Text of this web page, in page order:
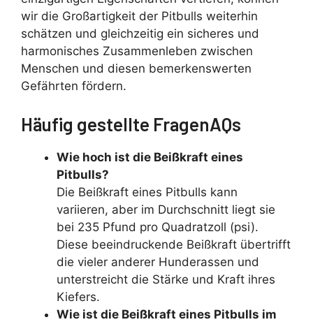
wir die Großartigkeit der Pitbulls weiterhin
schätzen und gleichzeitig ein sicheres und
harmonisches Zusammenleben zwischen
Menschen und diesen bemerkenswerten
Gefährten fördern.
Häufig gestellte FragenAQs
Wie hoch ist die Beißkraft eines
Pitbulls?
Die Beißkraft eines Pitbulls kann
variieren, aber im Durchschnitt liegt sie
bei 235 Pfund pro Quadratzoll (psi).
Diese beeindruckende Beißkraft übertrifft
die vieler anderer Hunderassen und
unterstreicht die Stärke und Kraft ihres
Kiefers.
Wie ist die Beißkraft eines Pitbulls im